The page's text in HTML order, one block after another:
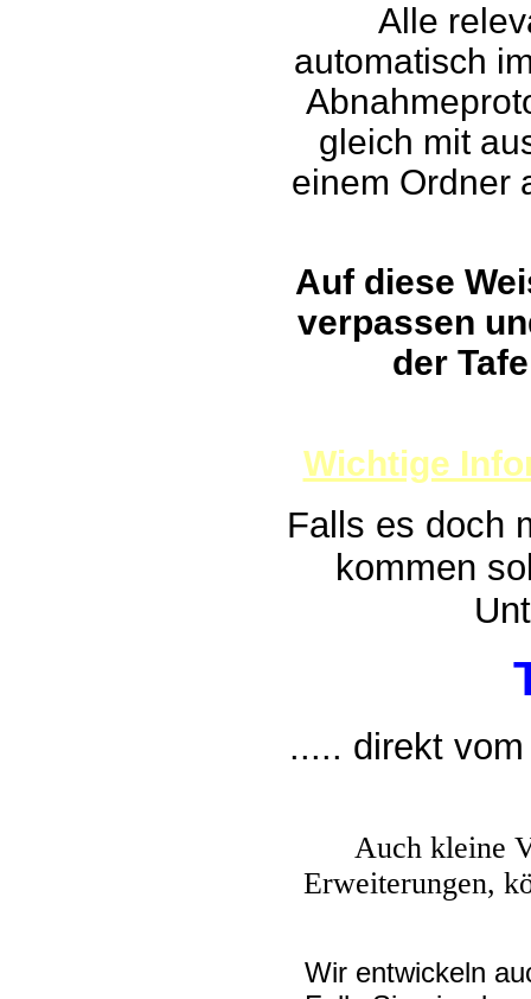
Alle
automatisch
gleich mit
einem Ordner
Auf diese
verpassen
der
Wichtige
Falls es doch
kommen
..... direkt
Auch kleine
Erweiterungen,
Wir entwickeln